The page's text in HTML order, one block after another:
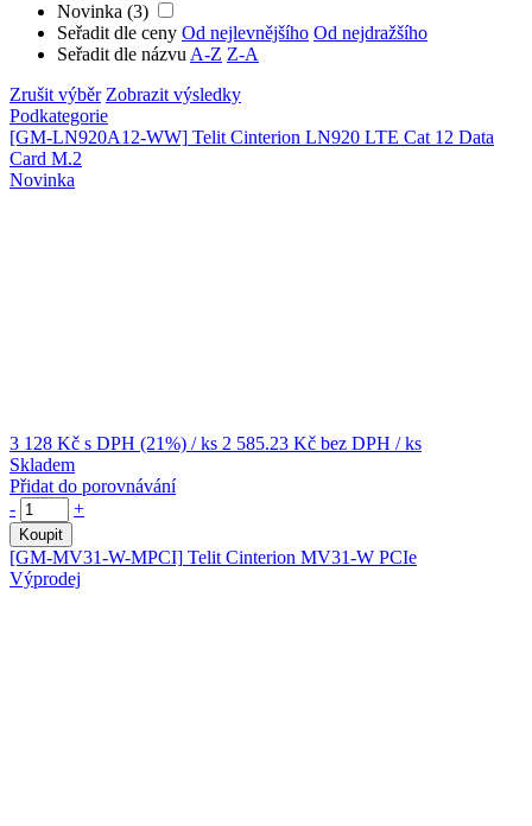
Novinka (3)
Seřadit dle ceny Od nejlevnějšího Od nejdražšího
Seřadit dle názvu A-Z Z-A
Zrušit výběr Zobrazit výsledky
Podkategorie
[GM-LN920A12-WW] Telit Cinterion LN920 LTE Cat 12 Data
Card M.2
Novinka
3 128 Kč s DPH (21%) / ks 2 585.23 Kč bez DPH / ks
Skladem
Přidat do porovnávání
-
+
Koupit
[GM-MV31-W-MPCI] Telit Cinterion MV31-W PCIe
Výprodej